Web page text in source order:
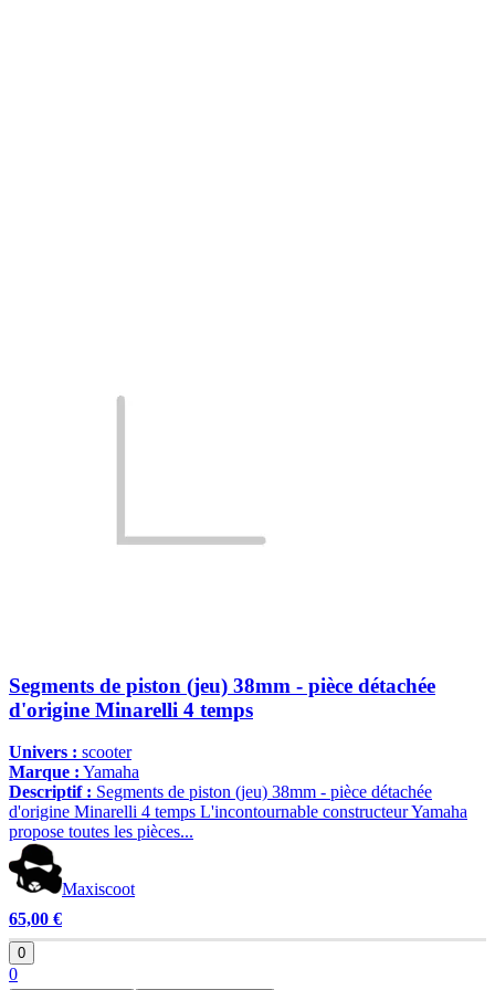
Segments de piston (jeu) 38mm - pièce détachée
d'origine Minarelli 4 temps
Univers : scooter
Marque : Yamaha
Descriptif : Segments de piston (jeu) 38mm - pièce détachée
d'origine Minarelli 4 temps L'incontournable constructeur Yamaha
propose toutes les pièces...
Maxiscoot
65,00 €
0
0